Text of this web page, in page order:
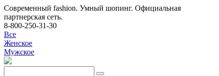
Современный fashion. Умный шопинг. Официальная
партнерская сеть.
8-800-250-31-30
Все
Женское
Мужское